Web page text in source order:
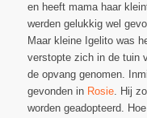
en heeft mama haar
werden gelukkig wel
Maar kleine Igelito was
verstopte zich in de tuin
de opvang genomen.
gevonden in Rosie. Hij
worden geadopteerd.